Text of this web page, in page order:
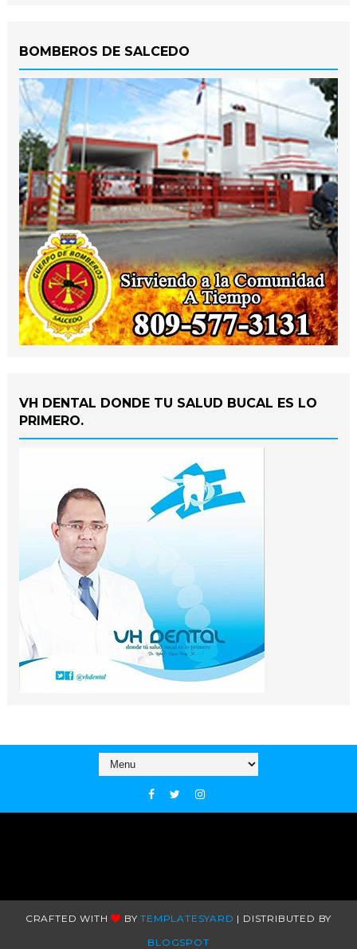
BOMBEROS DE SALCEDO
VH DENTAL DONDE TU SALUD BUCAL ES LO
PRIMERO.
CRAFTED WITH BYTEMPLATESYARD | DISTRIBUTED BY
BLOGSPOT